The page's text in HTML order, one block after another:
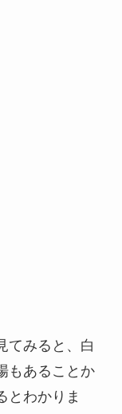
てみると、白
もあることか
とわかりま